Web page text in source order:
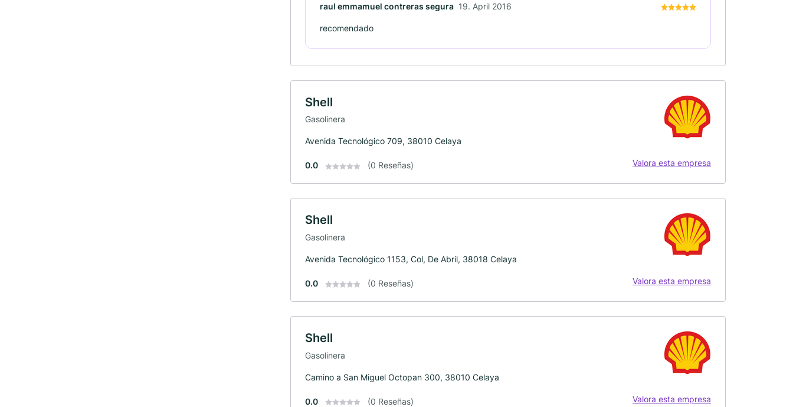
raul emmamuel contreras segura 19. April 2016
recomendado
Shell
Gasolinera
Avenida Tecnológico 709, 38010 Celaya
0.0 (0 Reseñas) Valora esta empresa
Shell
Gasolinera
Avenida Tecnológico 1153, Col, De Abril, 38018 Celaya
0.0 (0 Reseñas) Valora esta empresa
Shell
Gasolinera
Camino a San Miguel Octopan 300, 38010 Celaya
0.0 (0 Reseñas) Valora esta empresa